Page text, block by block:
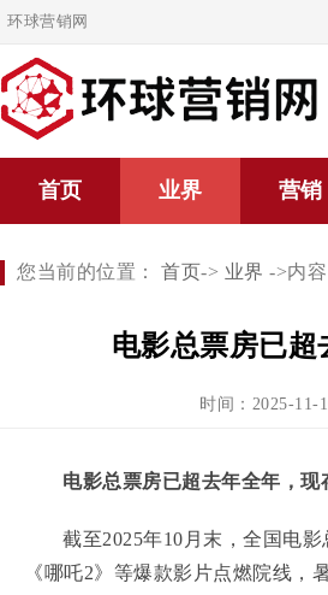
环球营销网
首页 业界 营销
您当前的位置： 首页-> 业界 ->内容
电影总票房已超
时间：2025-11-
电影总票房已超去年全年 ，
截至2025年10月末，全国电
《哪吒2》等爆款影片点燃院线